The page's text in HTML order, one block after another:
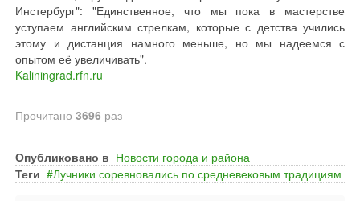
Инстербург": "Единственное, что мы пока в мастерстве
уступаем английским стрелкам, которые с детства учились
этому и дистанция намного меньше, но мы надеемся с
опытом её увеличивать".
Kaliningrad.rfn.ru
Прочитано 3696 раз
Опубликовано в Новости города и района
Теги
Лучники соревновались по средневековым традициям